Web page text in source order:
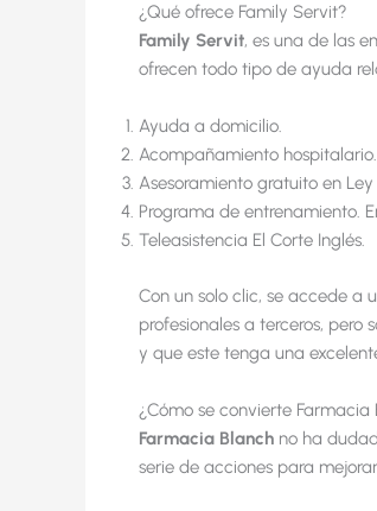
¿Qué ofrece Family Servit?
Family Servit, es una de las
ofrecen todo tipo de ayuda
Ayuda a domicilio.
Acompañamiento hospitalario.
Asesoramiento gratuito en
Programa de entrenamiento.
Teleasistencia El Corte Inglés.
Con un solo clic, se accede a
profesionales a terceros, pero
y que este tenga una
¿Cómo se convierte
Farmacia Blanch no ha
serie de acciones para